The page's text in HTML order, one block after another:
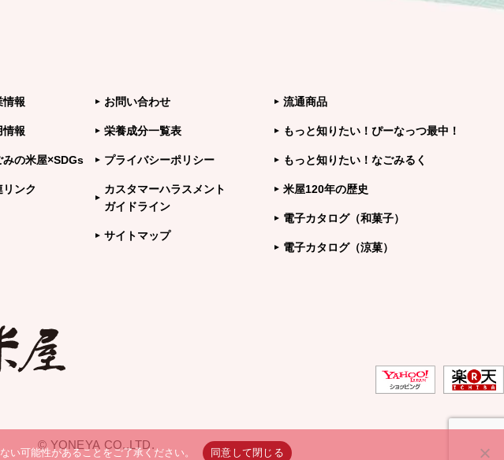
情報
情報
みの米屋×SDGs
リンク
お問い合わせ
栄養成分一覧表
プライバシーポリシー
カスタマーハラスメント
ガイドライン
サイトマップ
流通商品
もっと知りたい！ぴーなっつ最中！
もっと知りたい！なごみるく
米屋120年の歴史
電子カタログ（和菓子）
電子カタログ（涼菓）
© YONEYA CO.,LTD.
い可能性があることをご了承ください。 同意して閉じる